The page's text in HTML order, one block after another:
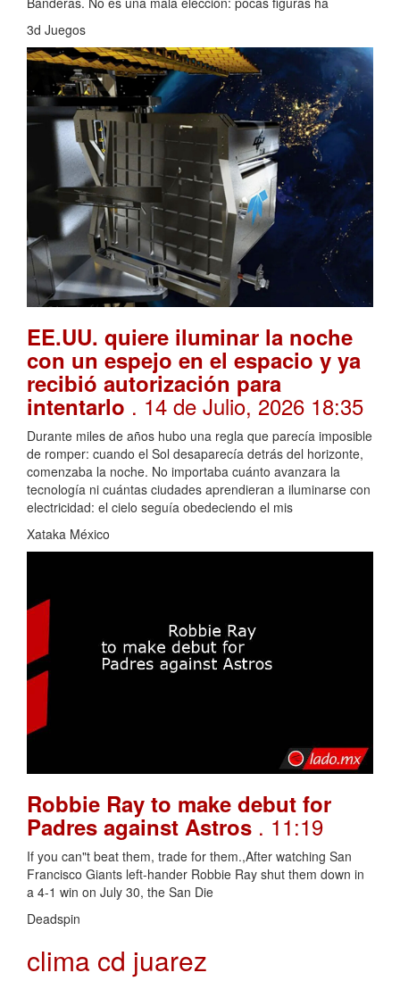
3d Juegos
EE.UU. quiere iluminar la noche
con un espejo en el espacio y ya
recibió autorización para
intentarlo . 14 de Julio, 2026 18:35
Durante miles de años hubo una regla que parecía imposible
de romper: cuando el Sol desaparecía detrás del horizonte,
comenzaba la noche. No importaba cuánto avanzara la
tecnología ni cuántas ciudades aprendieran a iluminarse con
electricidad: el cielo seguía obedeciendo el mis
Xataka México
Robbie Ray to make debut for
Padres against Astros . 11:19
If you can"t beat them, trade for them.,After watching San
Francisco Giants left-hander Robbie Ray shut them down in
a 4-1 win on July 30, the San Die
Deadspin
clima cd juarez